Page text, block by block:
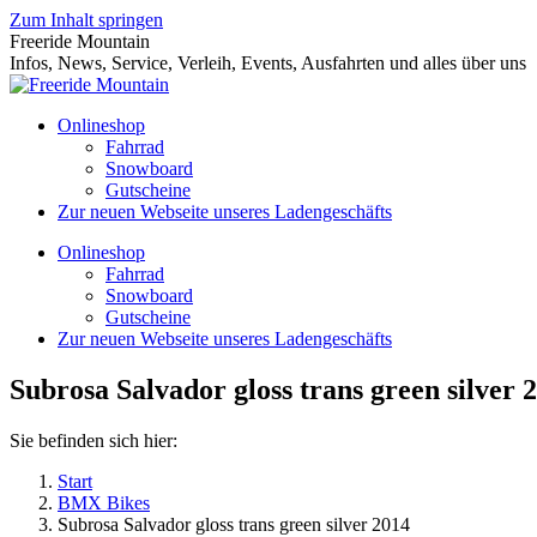
Zum Inhalt springen
Freeride Mountain
Infos, News, Service, Verleih, Events, Ausfahrten und alles über uns
Onlineshop
Fahrrad
Snowboard
Gutscheine
Zur neuen Webseite unseres Ladengeschäfts
Onlineshop
Fahrrad
Snowboard
Gutscheine
Zur neuen Webseite unseres Ladengeschäfts
Subrosa Salvador gloss trans green silver
Sie befinden sich hier:
Start
BMX Bikes
Subrosa Salvador gloss trans green silver 2014